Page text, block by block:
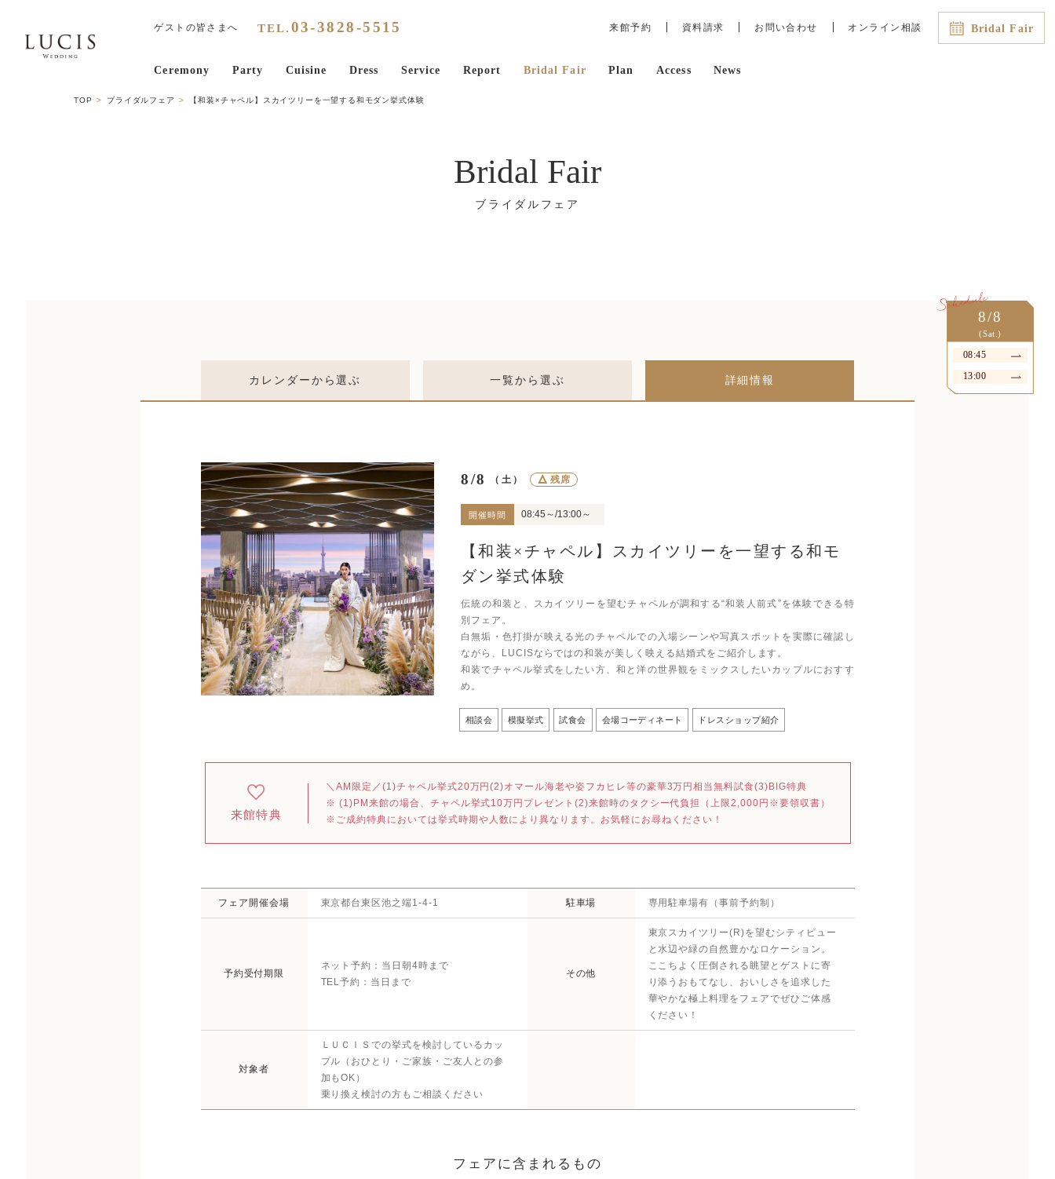
ゲストの皆さまへ TEL. 03-3828-5515 来館予約 資料請求 お問い合わせ オンライン相談 Bridal Fair
望む絶景チャペル×豪華コース試
Ceremony Party Cuisine Dress Service Report Bridal Fair Plan Access News
TOP ブライダルフェア 【和装×チャペル】スカイツリーを一望する和モダン挙式体験
Bridal Fair
8/8
(Sat.)
08:45
13:00
カレンダー から選ぶ 一覧から選ぶ 詳細情報
8/8 （土） △ 残席
開催時間 08:45～/13:00～
【和装×チャペル】スカイツリーを一望する和モ
ダン挙式体験
伝統の和装と、スカイツリーを望むチャペルが調和する“和装人前式”を体験できる特
別フェア。
白無垢・色打掛が映える光のチャペルでの入場シーンや写真スポットを実際に確認し
ながら、LUCISならではの和装が美しく映える結婚式をご紹介します。
和装でチャペル挙式をしたい方、和と洋の世界観をミックスしたいカップルにおすす
め。
相談会 模擬挙式 試食会 会場コーディネート ドレスショップ紹介
来館特典
＼AM限定／(1)チャペル挙式20万円(2)オマール海老や姿フカヒレ等の豪華3万円相当無料試食(3)BIG特典
※ (1)PM来館の場合、チャペル挙式10万円プレゼント(2)来館時のタクシー代負担（上限2,000円※要領収書）
※ご成約特典においては挙式時期や人数により異なります。お気軽にお尋ねください！
フェア開催会場 東京都台東区池之端1-4-1 駐車場 専用駐車場有（事前予約制）
予約受付期限
ネット予約：当日朝4時まで
TEL予約：当日まで
その他
東京スカイツリー(R)を望むシティビュー
と水辺や緑の自然豊かなロケーション。
ここちよく圧倒される眺望とゲストに寄
り添うおもてなし、おいしさを追求した
華やかな極上料理をフェアでぜひご体感
ください！
対象者
ＬＵＣＩＳでの挙式を検討しているカッ
プル（おひとり・ご家族・ご友人との参
加もOK）
乗り換え検討の方もご相談ください
フェアに含まれるもの